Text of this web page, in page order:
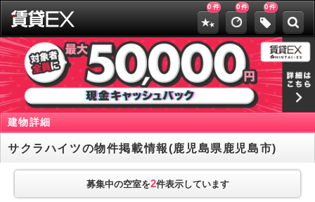
0 件 0件 0件
建物詳細
サクラハイツの物件掲載情報(鹿児島県鹿児島市)
募集中の空室を2件表示しています